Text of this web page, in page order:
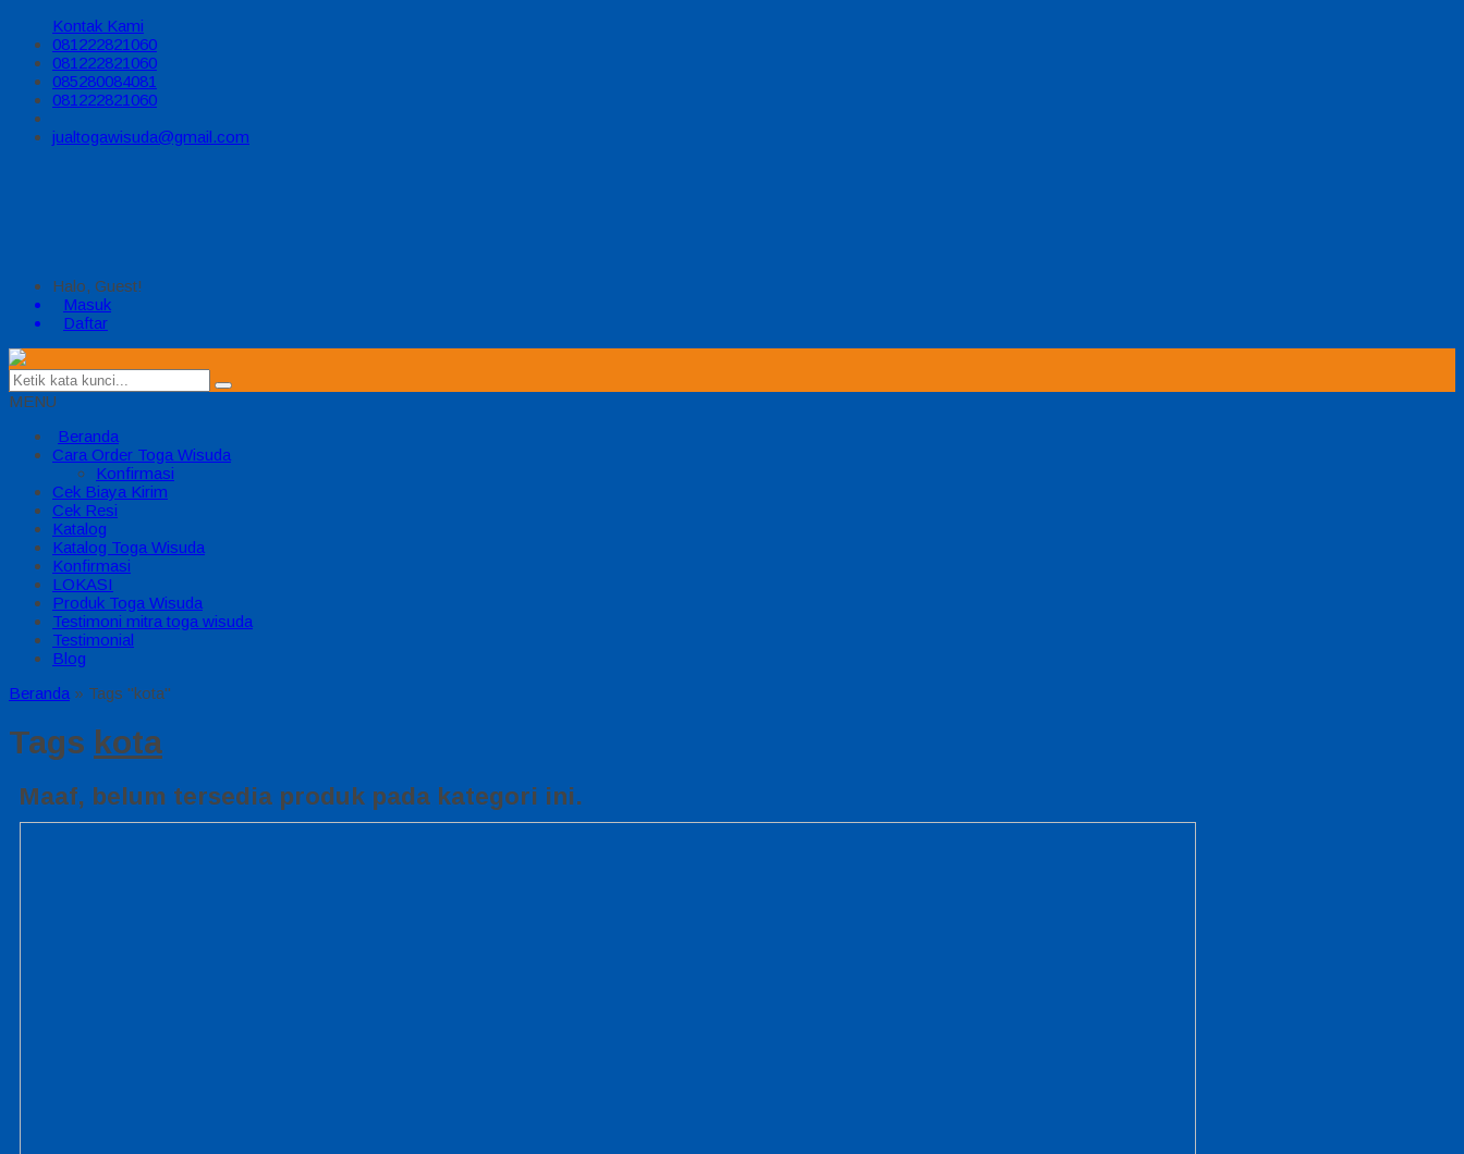
Kontak Kami
081222821060
081222821060
085280084081
081222821060
jualtogawisuda@gmail.com
Halo, Guest!
Masuk
Daftar
MENU
Beranda
Cara Order Toga Wisuda
Konfirmasi
Cek Biaya Kirim
Cek Resi
Katalog
Katalog Toga Wisuda
Konfirmasi
LOKASI
Produk Toga Wisuda
Testimoni mitra toga wisuda
Testimonial
Blog
Beranda » Tags "kota"
Tags kota
Maaf, belum tersedia produk pada kategori ini.